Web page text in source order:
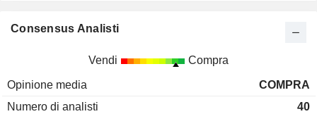
Consensus Analisti
Vendi Compra
Opinione media
COMPRA
Numero di analisti
40